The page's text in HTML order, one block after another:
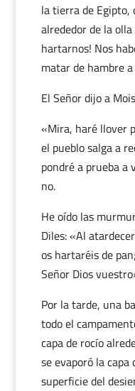
la tierra de Egipto,
alrededor de la
hartarnos! Nos
matar de hambre
El Señor dijo a
«Mira, haré llover
el pueblo salga a
pondré a prueba a
no.
He oído las
Diles: «Al
os hartaréis de
Señor Dios
Por la tarde, una
todo el
capa de rocío
se evaporó la capa
superficie del